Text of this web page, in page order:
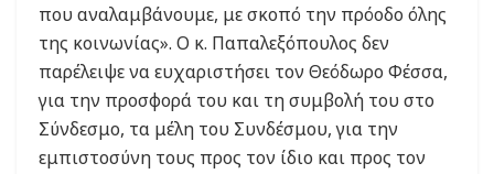
που αναλαμβάνουμε, με σκοπό την πρόοδο όλης
της κοινωνίας». O κ. Παπαλεξόπουλος δεν
παρέλειψε να ευχαριστήσει τον Θεόδωρο Φέσσα,
για την προσφορά του και τη συμβολή του στο
Σύνδεσμο, τα μέλη του Συνδέσμου, για την
εμπιστοσύνη τους προς τον ίδιο και προς τον